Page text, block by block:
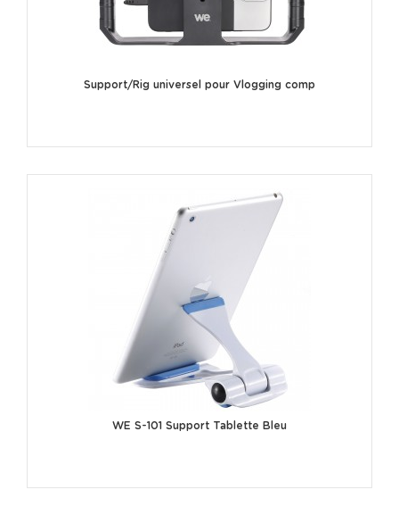
Support/Rig universel pour Vlogging comp
WE S-101 Support Tablette Bleu